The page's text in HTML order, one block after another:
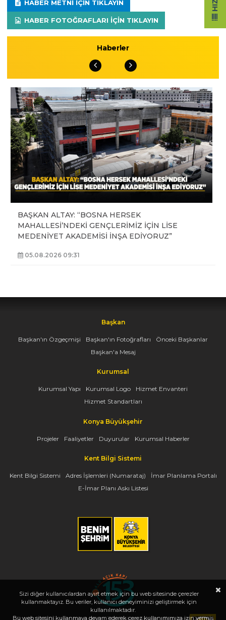
HABER METNI IÇIN TIKLAYIN
HABER FOTOĞRAFLARI IÇIN TIKLAYIN
Haberler
BAŞKAN ALTAY: “BOSNA HERSEK
MAHALLESİ’NDEKİ GENÇLERİMİZ İÇİN LİSE
MEDENİYET AKADEMİSİ İNŞA EDİYORUZ”
05.08.2026 09:31
Başkan
Başkan'ın Özgeçmişi Başkan'ın Fotoğrafları
Önceki Başkanlar
Başkan'a Mesaj
Kurumsal
Kurumsal Yapı Kurumsal Logo
Hizmet Envanteri
Hizmet Standartları
Konya Büyükşehir
Projeler Faaliyetler Duyurular Kurumsal Haberler
Kent Bilgi Sistemi
Kent Bilgi Sistemi Adres İşlemleri (Numarataj)
İmar Planlama Portalı
E-İmar Planı Askı Listesi
Copyright 2026, www.konya.bel.tr - Tüm Hakları Saklıdır - Bilgi İşlem Dairesi
Sizi diğer kullanıcılardan ayırt etmek için bu web sitesinde çerezler
kullanmaktayız. Bu veriler, kullanıcı deneyiminizi geliştirmek için
kullanılmaktadır.
Bu web sitesini kullanmaya devam ederek çerez kullanımımıza izin vermiş